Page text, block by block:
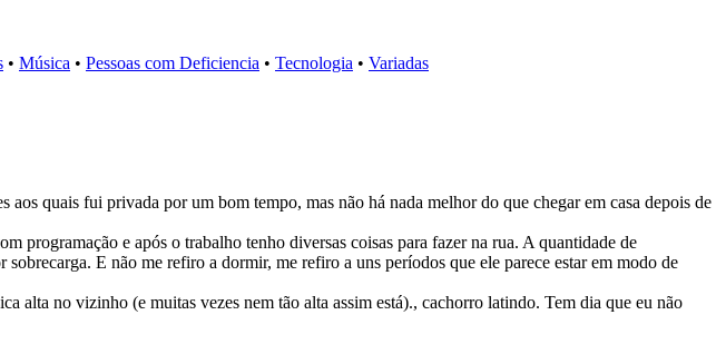
• Música • Pessoas com Deficiencia • Tecnologia • Variadas
aos quais fui privada por um bom tempo, mas não há nada melhor do que chegar em casa depois de
programação e após o trabalho tenho diversas coisas para fazer na rua. A quantidade de
E não me refiro a dormir, me refiro a uns períodos que ele parece estar em modo de
alta no vizinho (e muitas vezes nem tão alta assim está)., cachorro latindo. Tem dia que eu não